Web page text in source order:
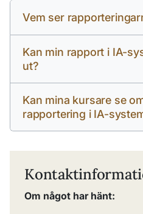
Vem ser
Kan min rapport i IA-
ut?
Kan mina kursare se
rapportering i IA-
Om något har hänt: